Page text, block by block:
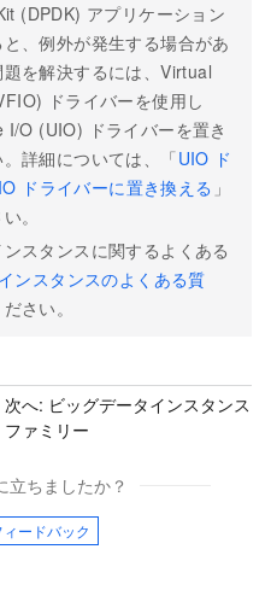
(DPDK) アプリケーション
、例外が発生する場合があ
題を解決するには、Virtual
ドライバーを使用し
I/O (UIO) ドライバーを置き
詳細については、「UIO ド
ドライバーに置き換える 」
。
スタンスに関するよくある
ンスタンスのよくある質
さい。
次へ: ビッグデータインスタンス
ファミリー
立ちましたか？
ィードバック